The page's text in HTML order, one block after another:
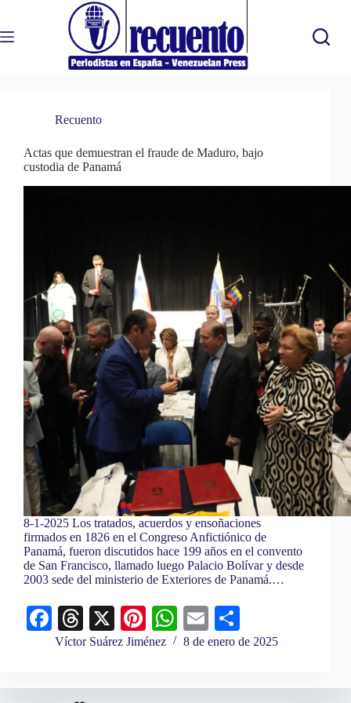
contenido
Recuento
Actas que demuestran el fraude de Maduro, bajo
custodia de Panamá
8-1-2025 Los tratados, acuerdos y ensoñaciones
firmados en 1826 en el Congreso Anfictiónico de
Panamá, fueron discutidos hace 199 años en el convento
de San Francisco, llamado luego Palacio Bolívar y desde
2003 sede del ministerio de Exteriores de Panamá.…
Fa
ce
ok
T
hr
ds
X
Pi
nt
es
W
ha
A
E
m o
pa
Víctor Suárez Jiménez 8 de enero de 2025